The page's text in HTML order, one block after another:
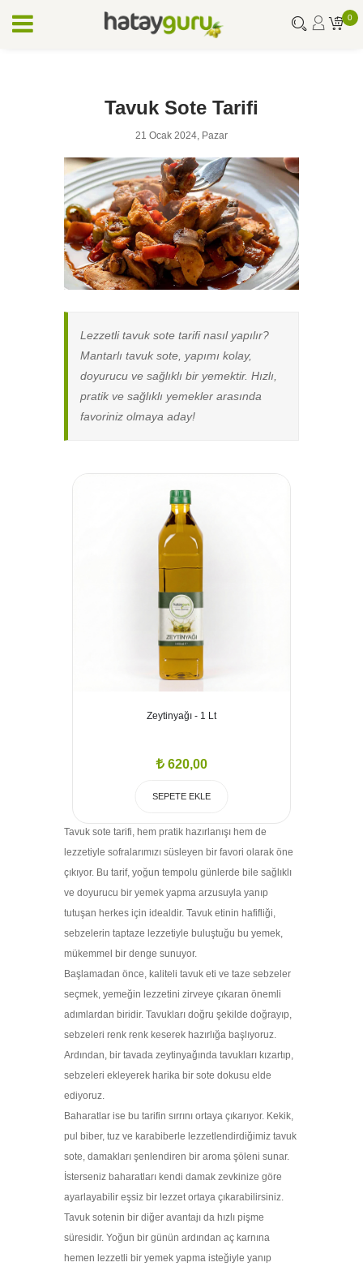
0
Tavuk Sote Tarifi
21 Ocak 2024, Pazar
Lezzetli tavuk sote tarifi nasıl yapılır?
Mantarlı tavuk sote, yapımı kolay,
doyurucu ve sağlıklı bir yemektir. Hızlı,
pratik ve sağlıklı yemekler arasında
favoriniz olmaya aday!
SEPETE EKLE
Zeytinyağı - 1 Lt
620,00
Tavuk sote tarifi, hem pratik hazırlanışı hem de
lezzetiyle sofralarımızı süsleyen bir favori olarak öne
çıkıyor. Bu tarif, yoğun tempolu günlerde bile sağlıklı
ve doyurucu bir yemek yapma arzusuyla yanıp
tutuşan herkes için idealdir. Tavuk etinin hafifliği,
sebzelerin taptaze lezzetiyle buluştuğu bu yemek,
mükemmel bir denge sunuyor.
Başlamadan önce, kaliteli tavuk eti ve taze sebzeler
seçmek, yemeğin lezzetini zirveye çıkaran önemli
adımlardan biridir. Tavukları doğru şekilde doğrayıp,
sebzeleri renk renk keserek hazırlığa başlıyoruz.
Ardından, bir tavada zeytinyağında tavukları kızartıp,
sebzeleri ekleyerek harika bir sote dokusu elde
ediyoruz.
Baharatlar ise bu tarifin sırrını ortaya çıkarıyor. Kekik,
pul biber, tuz ve karabiberle lezzetlendirdiğimiz tavuk
sote, damakları şenlendiren bir aroma şöleni sunar.
İsterseniz baharatları kendi damak zevkinize göre
ayarlayabilir eşsiz bir lezzet ortaya çıkarabilirsiniz.
Tavuk sotenin bir diğer avantajı da hızlı pişme
süresidir. Yoğun bir günün ardından aç karnına
hemen lezzetli bir yemek yapma isteğiyle yanıp